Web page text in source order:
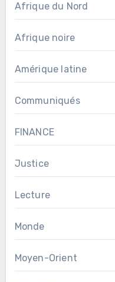
Afrique du Nord
Afrique noire
Amérique latine
Communiqués
FINANCE
Justice
Lecture
Monde
Moyen-Orient